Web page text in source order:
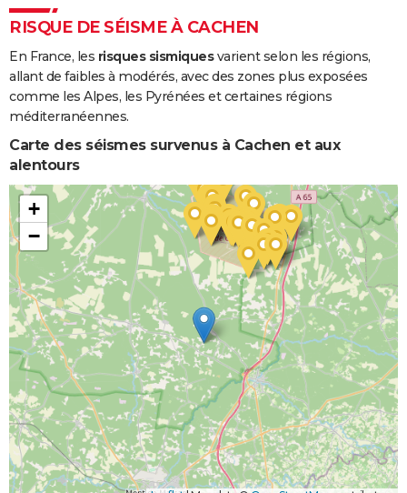
RISQUE DE SÉISME À CACHEN
En France, les risques sismiquesvarient selon les régions,
allant de faibles à modérés, avec des zones plus exposées
comme les Alpes, les Pyrénées et certaines régions
méditerranéennes.
Carte des séismes survenus à Cachen et aux
alentours
+
−